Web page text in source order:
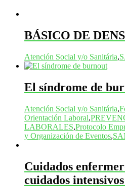
BÁSICO DE
Atención Social y/o Sanitária,
El síndrome de
Atención Social y/o Sanitária,
Orientación Laboral,
LABORALES,Protocolo
y Organización de Eventos,
Cuidados
cuidados